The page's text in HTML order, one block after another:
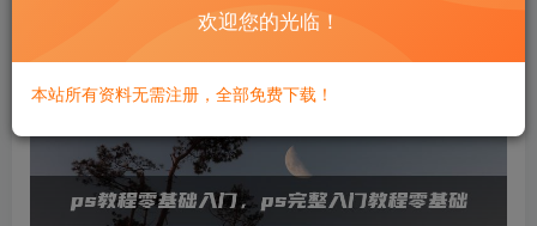
欢迎您的光临！
本站所有资料无需注册，全部免费下载！